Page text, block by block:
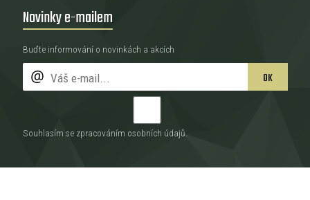
Novinky e-mailem
Buďte informování o novinkách a akcích
OK
Souhlasím se zpracováním osobních údajů